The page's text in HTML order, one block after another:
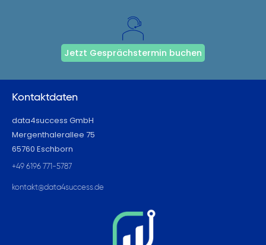
Jetzt Gesprächstermin buchen
Kontaktdaten
data4success GmbH
Mergenthalerallee 75
65760 Eschborn
+49 6196 771-5787
kontakt@data4success.de